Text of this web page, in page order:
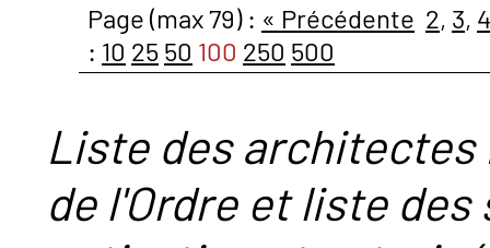
Page (max 79) : « Précédente 2, 3, 4
: 10 25 50 100 250 500
Liste des
de l'Ordre et liste